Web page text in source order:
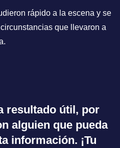
rápido a la escena y se
que llevaron a
resultado útil, por
alguien que pueda
información. ¡Tu